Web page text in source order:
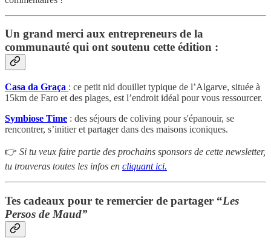
Un grand merci aux entrepreneurs de la
communauté qui ont soutenu cette édition :
Casa da Graça : ce petit nid douillet typique de l’Algarve, située à
15km de Faro et des plages, est l’endroit idéal pour vous ressourcer.
Symbiose Time : des séjours de coliving pour s'épanouir, se
rencontrer, s’initier et partager dans des maisons iconiques.
👉 Si tu veux faire partie des prochains sponsors de cette newsletter,
tu trouveras toutes les infos en cliquant ici.
Tes cadeaux pour te remercier de partager “Les
Persos de Maud”